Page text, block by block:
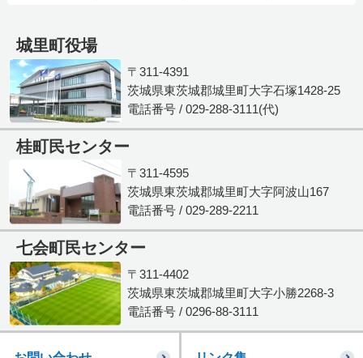
城里町役場
〒311-4391
茨城県東茨城郡城里町大字石塚1428-25
電話番号 / 029-288-3111(代)
桂町民センター
〒311-4595
茨城県東茨城郡城里町大字阿波山167
電話番号 / 029-289-2211
七会町民センター
〒311-4402
茨城県東茨城郡城里町大字小勝2268-3
電話番号 / 0296-88-3111